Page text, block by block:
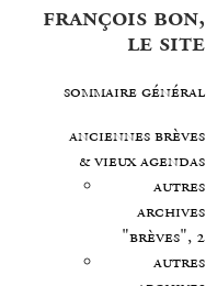
françois bon,
le site
sommaire général
anciennes brèves
& vieux agendas
autres
archives
"brèves", 2
autres